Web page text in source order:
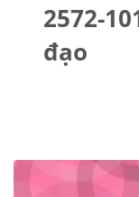
2572-
đạo